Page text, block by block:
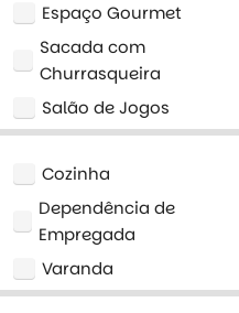
Espaço Gourmet
Sacada com
Churrasqueira
Salão de Jogos
Cozinha
Dependência de
Empregada
Varanda